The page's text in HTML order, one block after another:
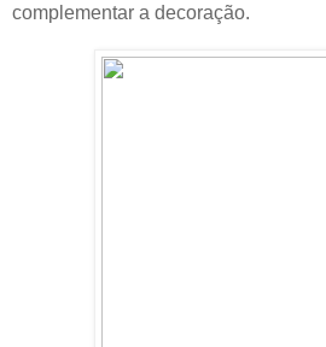
complementar a decoração.